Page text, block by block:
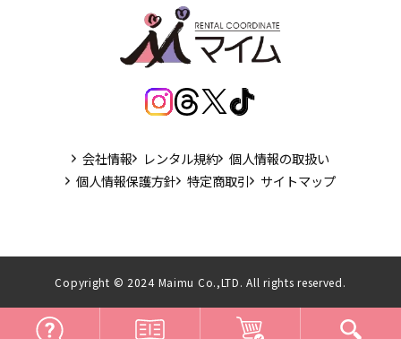
会社情報 レンタル規約 個人情報の取扱い
個人情報保護方針 特定商取引 サイトマップ
Copyright © 2024 Maimu Co.,LTD. All rights reserved.